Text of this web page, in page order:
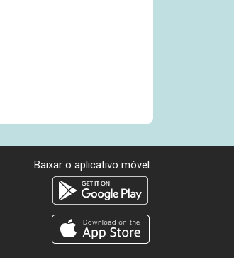
Baixar o aplicativo móvel.